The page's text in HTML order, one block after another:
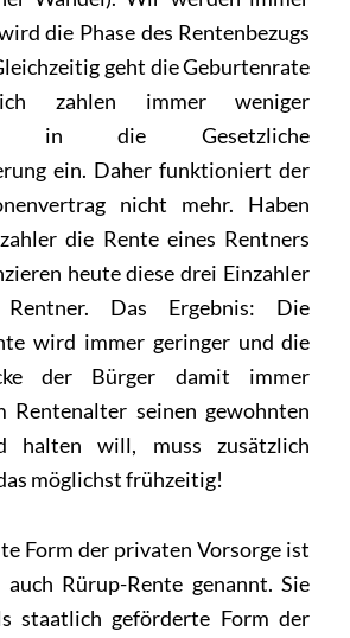
die Phase des Rentenbezugs
geht die Geburtenrate
zahlen immer weniger
in die Gesetzliche
ein. Daher funktioniert der
nicht mehr. Haben
die Rente eines Rentners
heute diese drei Einzahler
Das Ergebnis: Die
wird immer geringer und die
der Bürger damit immer
Rentenalter seinen gewohnten
halten will, muss zusätzlich
möglichst frühzeitig!
Form der privaten Vorsorge ist
auch Rürup-Rente genannt. Sie
staatlich geförderte Form der